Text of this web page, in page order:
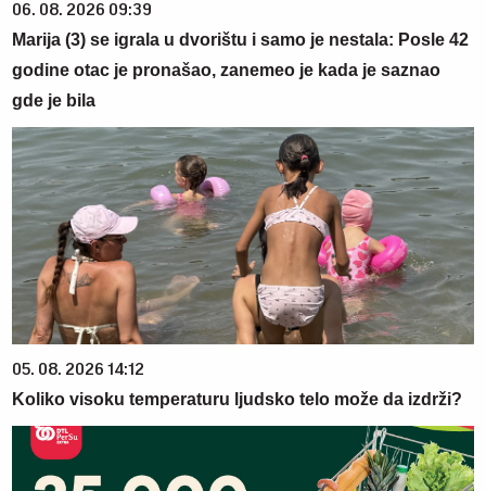
06. 08. 2026 09:39
Marija (3) se igrala u dvorištu i samo je nestala: Posle 42
godine otac je pronašao, zanemeo je kada je saznao
gde je bila
05. 08. 2026 14:12
Koliko visoku temperaturu ljudsko telo može da izdrži?